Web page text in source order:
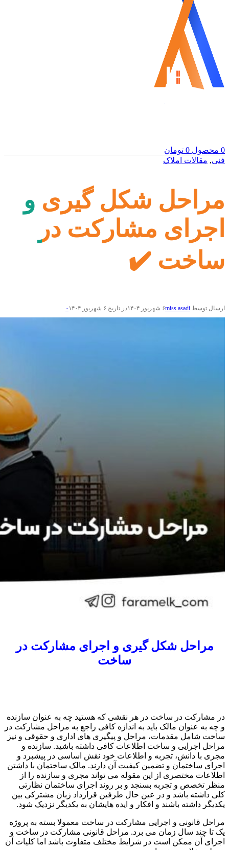
0 محصول 0 تومان
فنی, مقالات املاک
مراحل شکل گیری و
اجرای مشارکت در
ساخت ✔️
ارسال توسط miss.asadi۶ شهریور ۱۴۰۴ در تاریخ ۶ شهریور ۱۴۰۴ ۰
مراحل شکل گیری و اجرای مشارکت در
ساخت
در مشارکت در ساخت در هر نقشی که هستید چه به عنوان سازنده
و چه به عنوان مالک باید به اندازه کافی راجع به مراحل مشارکت در
ساخت شامل مقدمات، مراحل و پیگیری های اداری و حقوقی و نیز
مراحل اجرایی و ساخت اطلاعات کافی داشته باشید. سازنده و
مجری با دانش، تجربه و اطلاعات خود نقش اساسی در پیشبرد و
اجرای ساختمان و تضمین کیفیت آن دارند. مالک ساختمان با داشتن
اطلاعات مختصری از این مقوله می تواند مجری و سازنده را از
منظر تخصص و تجربه بسنجد و بر روند اجرای ساختمان نظارتی
کلی داشته باشد و در عین حال طرفین قرارداد زبان مشترکی بین
یکدیگر داشته باشند و افکار و ایده هایشان به یکدیگر نزدیک شود.
مراحل قانونی و اجرایی مشارکت در ساخت معمولا بسته به پروژه
یک تا چند سال زمان می برد. مراحل قانونی مشارکت در ساخت و
اجرای آن ممکن است در شرایط مختلف متفاوت باشد اما کلیات آن